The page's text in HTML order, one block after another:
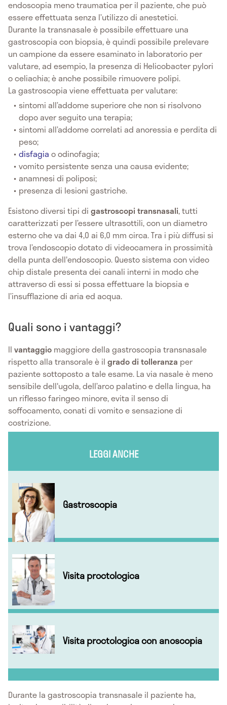
endoscopia meno traumatica per il paziente, che può
essere effettuata senza l’utilizzo di anestetici.
Durante la transnasale è possibile effettuare una
gastroscopia con biopsia, è quindi possibile prelevare
un campione da essere esaminato in laboratorio per
valutare, ad esempio, la presenza di Helicobacter pylori
o celiachia; è anche possibile rimuovere polipi.
La gastroscopia viene effettuata per valutare:
sintomi all’addome superiore che non si risolvono
dopo aver seguito una terapia;
sintomi all’addome correlati ad anoressia e perdita di
peso;
disfagia o odinofagia;
vomito persistente senza una causa evidente;
anamnesi di poliposi;
presenza di lesioni gastriche.
Esistono diversi tipi di gastroscopi transnasali, tutti
caratterizzati per l’essere ultrasottili, con un diametro
esterno che va dai 4,0 ai 6,0 mm circa. Tra i più diffusi si
trova l’endoscopio dotato di videocamera in prossimità
della punta dell'endoscopio. Questo sistema con video
chip distale presenta dei canali interni in modo che
attraverso di essi si possa effettuare la biopsia e
l’insufflazione di aria ed acqua.
Quali sono i vantaggi?
Il vantaggio maggiore della gastroscopia transnasale
rispetto alla transorale è il grado di tolleranza per
paziente sottoposto a tale esame. La via nasale è meno
sensibile dell'ugola, dell’arco palatino e della lingua, ha
un riflesso faringeo minore, evita il senso di
soffocamento, conati di vomito e sensazione di
costrizione.
LEGGI ANCHE
Gastroscopia
Visita proctologica
Visita proctologica con anoscopia
Durante la gastroscopia transnasale il paziente ha,